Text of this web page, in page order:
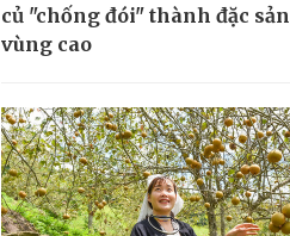
củ "chống đói" thành đặc sản
vùng cao